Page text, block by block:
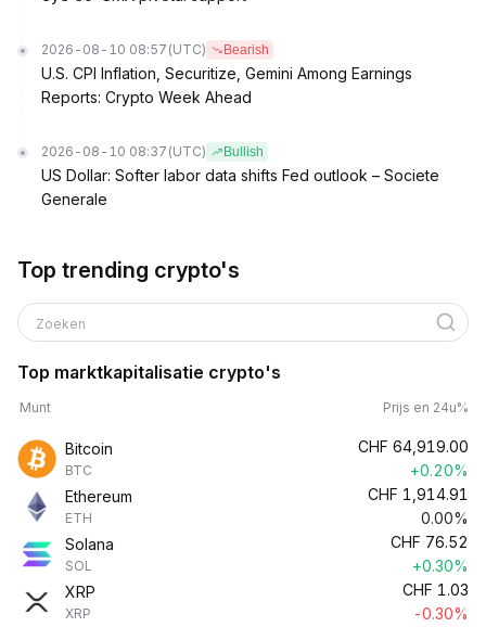
2026-08-10 08:57 (UTC) Bearish
U.S. CPI Inflation, Securitize, Gemini Among Earnings
Reports: Crypto Week Ahead
2026-08-10 08:37 (UTC) Bullish
US Dollar: Softer labor data shifts Fed outlook – Societe
Generale
Top trending crypto's
Zoeken
Top marktkapitalisatie crypto's
Munt Prijs en 24u%
Bitcoin
BTC
CHF 64,919.00
+0.20%
Ethereum
ETH
CHF 1,914.91
0.00%
Solana
SOL
CHF 76.52
+0.30%
XRP
XRP
CHF 1.03
-0.30%